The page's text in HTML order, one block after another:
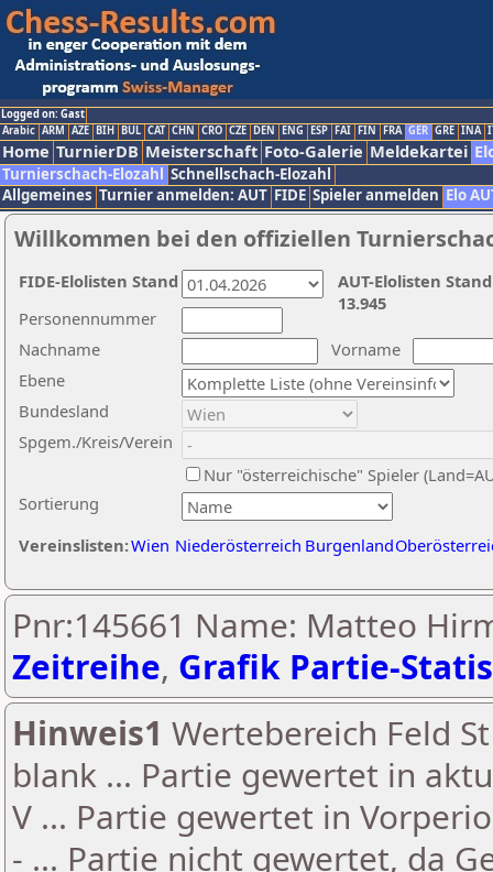
Logged on: Gast
Arabic ARM AZE BIH BUL CAT CHN CRO CZE DEN ENG ESP FAI FIN FRA GER GRE INA
Home TurnierDB Meisterschaft Foto-Galerie Meldekartei
Turnierschach-Elozahl Schnellschach-Elozahl
Allgemeines Turnier anmelden: AUT FIDE Spieler anmelden Elo
Willkommen bei den offiziellen
Nachname
Vorname
Ebene
Sortierung
Personennummer
Bundesland
Spgem./Kreis/Verein
Nur "österreichische" Spieler
Vereinslisten:Wien Niederösterreich Burgenland
AUT-Elolisten
13.945
FIDE-Elolisten Stand
Pnr:145661 Name: Matteo
Zeitreihe, Grafik Partie-
Hinweis1 Wertebereich Feld
blank ... Partie gewertet in
V ... Partie gewertet in
- ... Partie nicht gewertet, da